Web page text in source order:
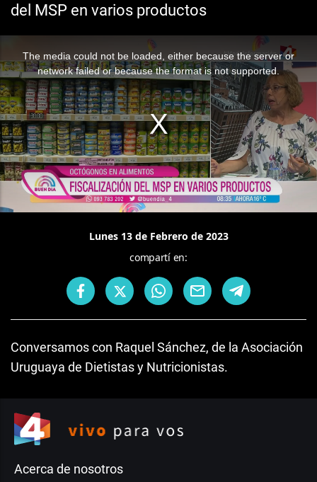
del MSP en varios productos
The media could not be loaded, either because the server or
network failed or because the format is not supported.
Lunes 13 de Febrero de 2023
compartí en:
Conversamos con Raquel Sánchez, de la Asociación
Uruguaya de Dietistas y Nutricionistas.
Acerca de nosotros